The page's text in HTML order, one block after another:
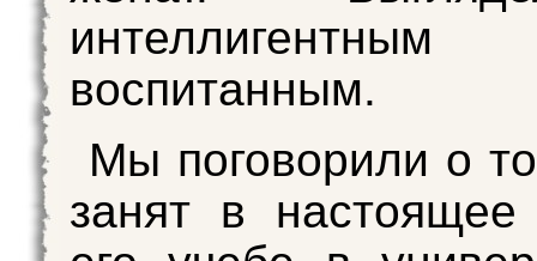
воспитанным.
Мы поговорили о
занят в